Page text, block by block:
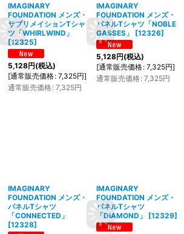
IMAGINARY
FOUNDATION メンズ・
サブリメイションTシャ
ツ「WHIRLWIND」
[12325]
5,128円(税込)
[通常販売価格: 7,325円]
通常販売価格: 7,325円
IMAGINARY
FOUNDATION メンズ・
パネルTシャツ「NOBLE
GASSES」
[12326]
5,128円(税込)
[通常販売価格: 7,325円]
通常販売価格: 7,325円
IMAGINARY
FOUNDATION メンズ・
パネルTシャツ
「CONNECTED」
[12328]
IMAGINARY
FOUNDATION メンズ・
パネルTシャツ
「DIAMOND」
[12329]